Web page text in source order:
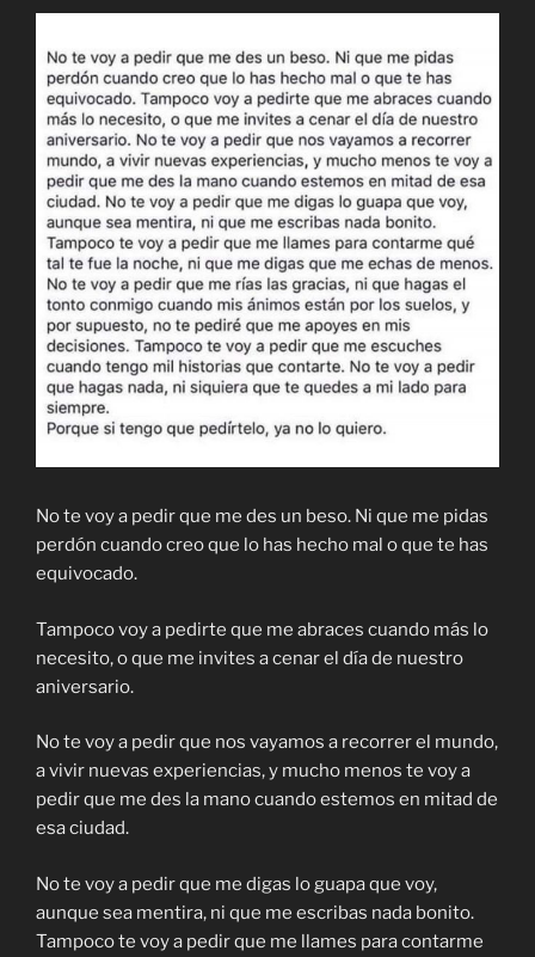
No te voy a pedir que me des un beso. Ni que me pidas
perdón cuando creo que lo has hecho mal o que te has
equivocado.
Tampoco voy a pedirte que me abraces cuando más lo
necesito, o que me invites a cenar el día de nuestro
aniversario.
No te voy a pedir que nos vayamos a recorrer el mundo,
a vivir nuevas experiencias, y mucho menos te voy a
pedir que me des la mano cuando estemos en mitad de
esa ciudad.
No te voy a pedir que me digas lo guapa que voy,
aunque sea mentira, ni que me escribas nada bonito.
Tampoco te voy a pedir que me llames para contarme